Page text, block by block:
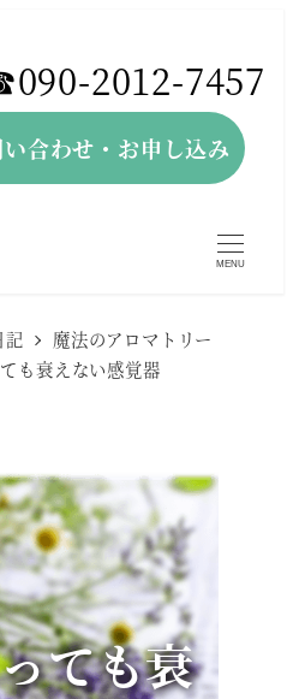
2012-7457
合わせ・お申し込み
MENU
記
魔法のアロマトリー
も衰えない感覚器
ても衰